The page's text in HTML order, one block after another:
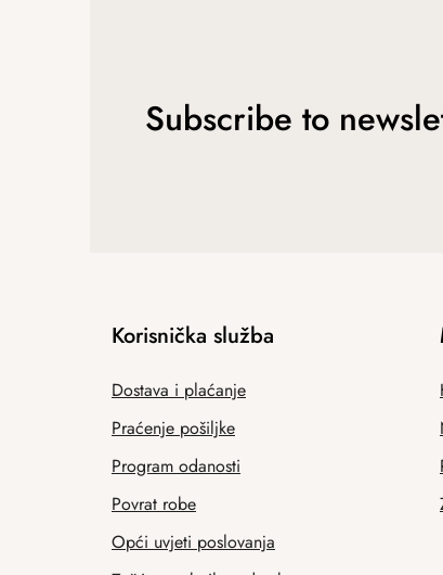
Subscribe to
Korisnička služba
Dostava i plaćanje
Praćenje pošiljke
Program odanosti
Povrat robe
Opći uvjeti poslovanja